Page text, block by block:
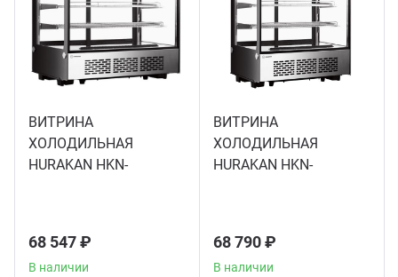
ВИТРИНА
ХОЛОДИЛЬНАЯ
HURAKAN HKN-
68 547 ₽
В наличии
ВИТРИНА
ХОЛОДИЛЬНАЯ
HURAKAN HKN-
68 790 ₽
В наличии